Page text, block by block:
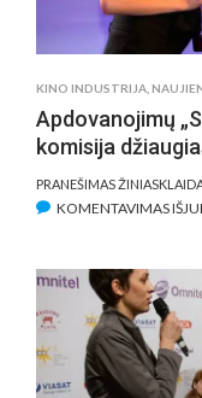
KINO INDUSTRIJA
Apdovanojimų
komisija
PRANEŠIMAS
KOMENTAVIMAS